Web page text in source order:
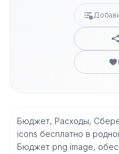
Бюджет, Расходы,
icons бесплатно в
Бюджет png image,